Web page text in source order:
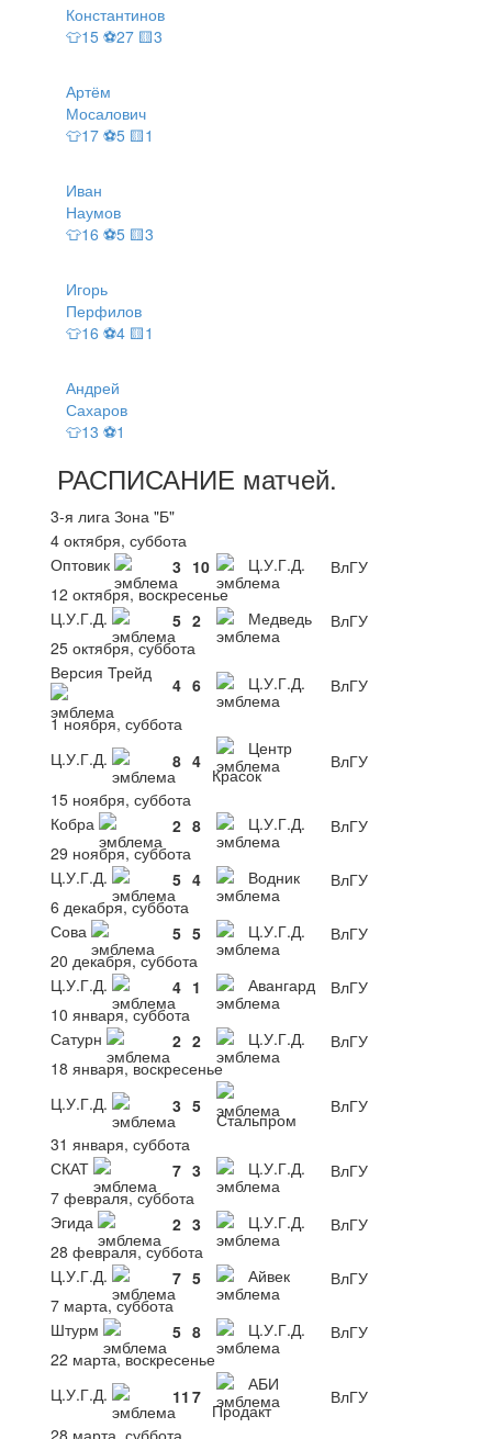
Константинов
👕15 ⚽27 🟨3
Артём
Мосалович
👕17 ⚽5 🟨1
Иван
Наумов
👕16 ⚽5 🟨3
Игорь
Перфилов
👕16 ⚽4 🟨1
Андрей
Сахаров
👕13 ⚽1
РАСПИСАНИЕ матчей.
3-я лига Зона "Б"
4 октября, суббота
Оптовик
3 10 Ц.У.Г.Д.
ВлГУ
12 октября, воскресенье
Ц.У.Г.Д.
5 2 Медведь
ВлГУ
25 октября, суббота
Версия Трейд
4 6 Ц.У.Г.Д.
ВлГУ
1 ноября, суббота
Ц.У.Г.Д.
8 4
Центр
Красок
ВлГУ
15 ноября, суббота
Кобра
2 8 Ц.У.Г.Д.
ВлГУ
29 ноября, суббота
Ц.У.Г.Д.
5 4 Водник
ВлГУ
6 декабря, суббота
Сова
5 5 Ц.У.Г.Д.
ВлГУ
20 декабря, суббота
Ц.У.Г.Д.
4 1 Авангард
ВлГУ
10 января, суббота
Сатурн
2 2 Ц.У.Г.Д.
ВлГУ
18 января, воскресенье
Ц.У.Г.Д.
3 5
Стальпром
ВлГУ
31 января, суббота
СКАТ
7 3 Ц.У.Г.Д.
ВлГУ
7 февраля, суббота
Эгида
2 3 Ц.У.Г.Д.
ВлГУ
28 февраля, суббота
Ц.У.Г.Д.
7 5 Айвек
ВлГУ
7 марта, суббота
Штурм
5 8 Ц.У.Г.Д.
ВлГУ
22 марта, воскресенье
Ц.У.Г.Д.
11 7
АБИ
Продакт
ВлГУ
28 марта, суббота